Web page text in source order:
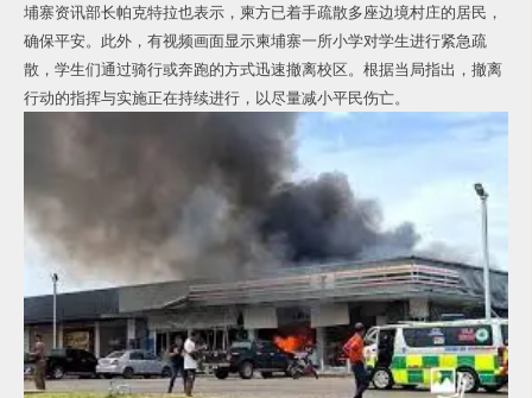
埔寨资讯部长帕克特拉也表示，柬方已着手疏散多座边境村庄的居民，
确保平安。此外，有视频画面显示柬埔寨一所小学对学生进行紧急疏
散，学生们通过骑行或奔跑的方式迅速撤离校区。根据当局指出，撤离
行动的指挥与实施正在持续进行，以尽量减小平民伤亡。